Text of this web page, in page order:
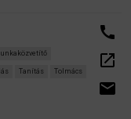
Tanítás Tolmács
call
open_in_new
email